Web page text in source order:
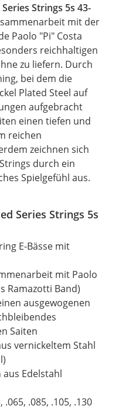
Strings 5s 43-
mit der
Paolo "Pi" Costa
reichhaltigen
zu liefern. Durch
bei dem die
Plated Steel auf
aufgebracht
einen tiefen und
reichen
zeichnen sich
durch ein
Spielgefühl aus.
Series Strings 5s
E-Bässe mit
mit Paolo
Ramazotti Band)
ausgewogenen
Saiten
vernickeltem Stahl
Edelstahl
.085, .105, .130